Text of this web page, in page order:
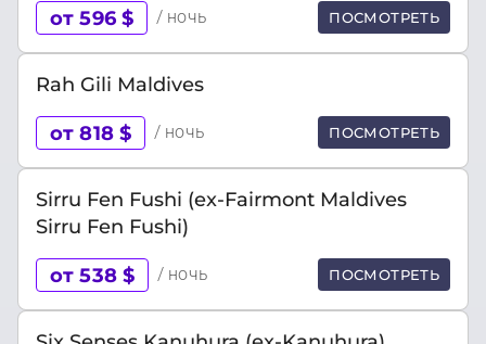
от 596 $ / ночь ПОСМОТРЕТЬ
Rah Gili Maldives
от 818 $ / ночь ПОСМОТРЕТЬ
Sirru Fen Fushi (ex-Fairmont Maldives
Sirru Fen Fushi)
от 538 $ / ночь ПОСМОТРЕТЬ